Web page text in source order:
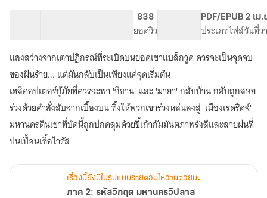
2:
รหัส
วิกฤต
วิปลาส
838
ยอดวิว
PDF/EPUB
ประเภทไฟล์
2 เม
วันที่ว
แสงสว่างจากเตาปฏิกรณ์ที่ระเบิดบนยอดเขาแบล็กวูด ควรจะเป็นจุดจบ
ของฝันร้าย... แต่มันกลับเป็นเพียงแค่จุดเริ่มต้น
เฮลิคอปเตอร์กู้ภัยที่ควรจะพา 'อีธาน' และ 'มายา' กลับบ้าน กลับถูกสอย
ร่วงด้วยคำสั่งลับจากเบื้องบน ทิ้งให้พวกเขาร่วงหล่นลงสู่ 'เมืองเรดริดจ์'
มหานครตีนเขาที่บัดนี้ถูกปกคลุมด้วยขี้เถ้ากัมมันตภาพรังสีและสายฝนที่
เรื่องนี้ยังมีในรูปแบบรายตอนให้อ่านด้วยนะ
ภาค 2: รหัสวิกฤต มหานครวิปลาส